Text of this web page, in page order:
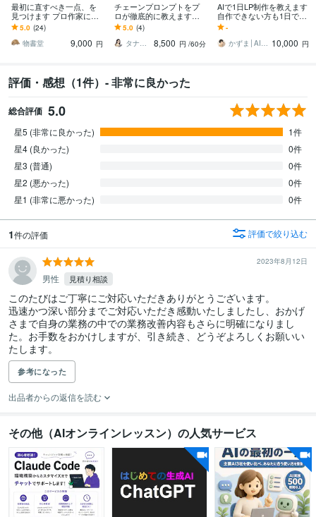
最初に直すべき一点、を
見つけます プロ作家によ
る小説ドック／冒頭を迅
速判断。４８時間以内に
納品
5.0 (24)
物書堂
9,000 円
チェーンプロンプトをプ
ロが徹底的に教えます
【AI初心者でもOK】打ち
出の小槌で超効率化して
みませんか？
5.0 (4)
タナ＠生成AI活用サポーター
8,500 円 /60分
AIで1日LP制作を教えます
自作できない方も1日で形
にする入門講座
-
かずま│AI副業で月5万稼がせるプロ 10,000 円
評価・感想（1件）- 非常に良かった
総合評価 5.0
星5 (非常に良かった)
1件
星4 (良かった)
0件
星3 (普通)
0件
星2 (悪かった)
0件
星1 (非常に悪かった)
0件
1件の評価 評価で絞り込む
2023年8月12日
男性 見積り相談
このたびはご丁寧にご対応いただきありがとうございます。
迅速かつ深い部分までご対応いただき感動いたしましたし、おかげ
さまで自身の業務の中での業務改善内容もさらに明確になりまし
た。お手数をおかけしますが、引き続き、どうぞよろしくお願いい
たします。
参考になった
出品者からの返信を読む
その他（AIオンラインレッスン）の人気サービス